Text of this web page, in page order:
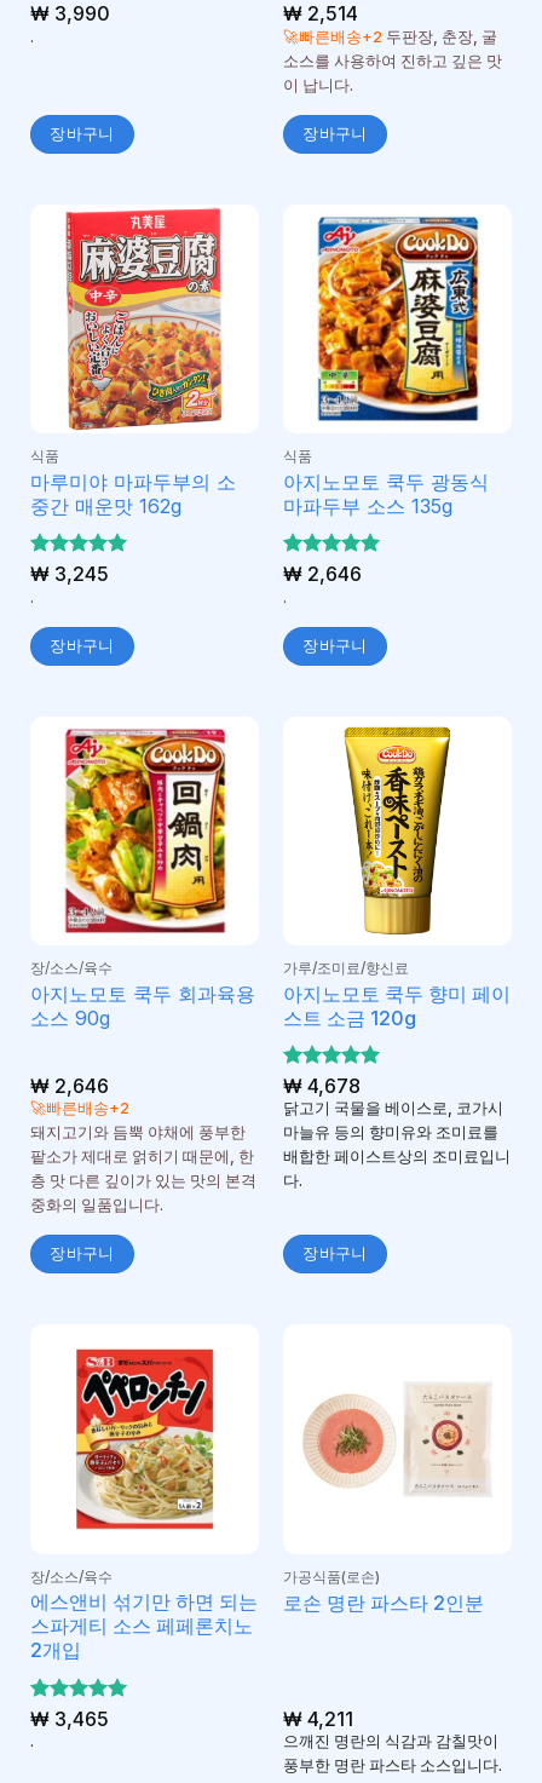
5 중에서
로 평가
₩3,990
.
장바구니
5 중에서
5로 평가
됨
₩2,514
🚀빠른배송+2 두판장, 춘장, 굴
소스를 사용하여 진하고 깊은 맛
이 납니다.
장바구니
식품
마루미야 마파두부의 소
중간 매운맛 162g
5 중에서
로 평가
₩3,245
.
장바구니
식품
아지노모토 쿡두 광동식
마파두부 소스 135g
5 중에서
로 평가
₩2,646
.
장바구니
장/소스/육수
아지노모토 쿡두 회과육용
소스 90g
₩2,646
🚀빠른배송+2
돼지고기와 듬뿍 야채에 풍부한
팥소가 제대로 얽히기 때문에, 한
층 맛 다른 깊이가 있는 맛의 본격
중화의 일품입니다.
장바구니
가루/조미료/향신료
아지노모토 쿡두 향미 페이
스트 소금 120g
5 중에서
5로 평가
됨
₩4,678
닭고기 국물을 베이스로, 코가시
마늘유 등의 향미유와 조미료를
배합한 페이스트상의 조미료입니
다.
장바구니
장/소스/육수
에스앤비 섞기만 하면 되는
스파게티 소스 페페론치노
2개입
5 중에서
로 평가
₩3,465
.
가공식품(로손)
로손 명란 파스타 2인분
₩4,211
으깨진 명란의 식감과 감칠맛이
풍부한 명란 파스타 소스입니다.